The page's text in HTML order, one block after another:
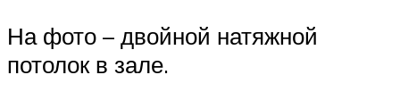
На фото – двойной натяжной
потолок в зале.